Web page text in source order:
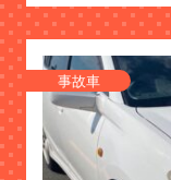
事故車